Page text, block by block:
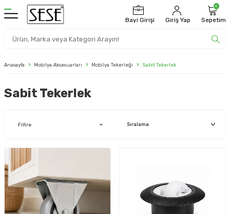
Bayi Girişi Giriş Yap
0
Sepetim
Anasayfa Mobilya Aksesuarları Mobilya Tekerleği Sabit Tekerlek
Sabit Tekerlek
Filtre